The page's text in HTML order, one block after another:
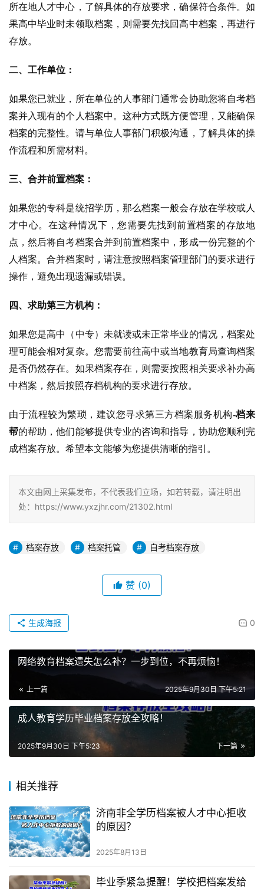
所在地人才中心，了解具体的存放要求，确保符合条件。如
果高中毕业时未领取档案，则需要先找回高中档案，再进行
存放。
二、工作单位：
如果您已就业，所在单位的人事部门通常会协助您将自考档
案并入现有的个人档案中。这种方式既方便管理，又能确保
档案的完整性。请与单位人事部门积极沟通，了解具体的操
作流程和所需材料。
三、合并前置档案：
如果您的专科是统招学历，那么档案一般会存放在学校或人
才中心。在这种情况下，您需要先找到前置档案的存放地
点，然后将自考档案合并到前置档案中，形成一份完整的个
人档案。合并档案时，请注意按照档案管理部门的要求进行
操作，避免出现遗漏或错误。
四、求助第三方机构：
如果您是高中（中专）未就读或未正常毕业的情况，档案处
理可能会相对复杂。您需要前往高中或当地教育局查询档案
是否仍然存在。如果档案存在，则需要按照相关要求补办高
中档案，然后按照存档机构的要求进行存放。
由于流程较为繁琐，建议您寻求第三方档案服务机构-档来
帮的帮助，他们能够提供专业的咨询和指导，协助您顺利完
成档案存放。希望本文能够为您提供清晰的指引。
本文由网上采集发布，不代表我们立场，如若转载，请注明出
处：https://www.yxzjhr.com/21302.html
档案存放 档案托管 自考档案存放
赞 (0)
0
生成海报
网络教育档案遗失怎么补？一步到位，不再烦恼！
上一篇 2025年9月30日 下午5:21
成人教育学历毕业档案存放全攻略！
下一篇
2025年9月30日 下午5:23
相关推荐
济南非全学历档案被人才中心拒收
的原因？
2025年8月13日
毕业季紧急提醒！学校把档案发给